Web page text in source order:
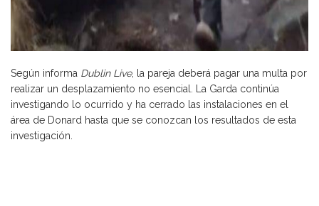
Según informa Dublin Live, la pareja deberá pagar una multa por
realizar un desplazamiento no esencial. La Garda continúa
investigando lo ocurrido y ha cerrado las instalaciones en el
área de Donard hasta que se conozcan los resultados de esta
investigación.